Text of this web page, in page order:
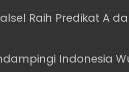
Raih Predikat A
Indonesia